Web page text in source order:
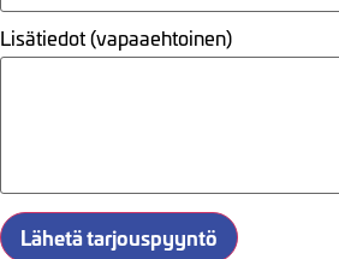
Lisätiedot (vapaaehtoinen)
Lähetä tarjouspyyntö